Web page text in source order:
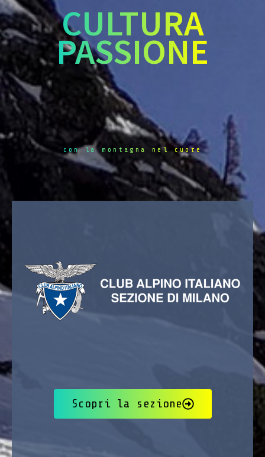
CULTURA
PASSIONE
con la montagna nel cuore
Scopri la sezione